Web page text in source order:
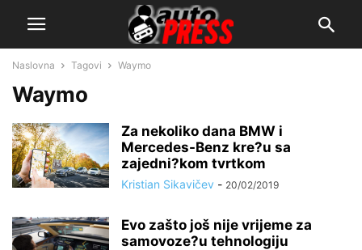
Naslovna Tagovi Waymo
Waymo
Za nekoliko dana BMW i
Mercedes-Benz kre?u sa
zajedni?kom tvrtkom
Kristian Sikavičev - 20/02/2019
Evo zašto još nije vrijeme za
samovoze?u tehnologiju